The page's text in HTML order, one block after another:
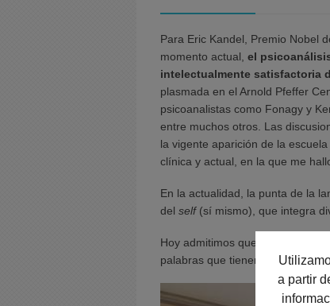
Para Eric Kandel, Premio Nobel
momento actual, el
intelectualmente satisfactoria
plasmada en el Arnold Pfeffer
psicoanalistas como Fonagy y
entre muchos otros. Las
la vigente aparición de la escuela
clínica y actual, en la que me
En la actualidad, la punta de la
del self(sí mismo), que integra
Hoy admitimos que
palabras que tienen un
a partir